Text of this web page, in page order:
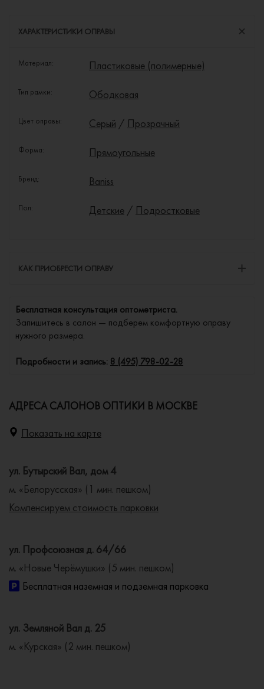
ХАРАКТЕРИСТИКИ ОПРАВЫ
Материал: Пластиковые (полимерные)
Тип рамки: Ободковая
Цвет оправы: Серый / Прозрачный
Форма: Прямоугольные
Бренд: Baniss
Пол: Детские / Подростковые
КАК ПРИОБРЕСТИ ОПРАВУ
Бесплатная консультация оптометриста.
Запишитесь в салон — подберем комфортную оправу
нужного размера.
Подробности и запись: 8 (495) 798-02-28
АДРЕСА САЛОНОВ ОПТИКИ В МОСКВЕ
Показать на карте
ул. Бутырский Вал, дом 4
м. «Белорусская» (1 мин. пешком)
Компенсируем стоимость парковки
ул. Профсоюзная д. 64/66
м. «Новые Черёмушки» (5 мин. пешком)
Бесплатная наземная и подземная парковка
ул. Земляной Вал д. 25
м. «Курская» (2 мин. пешком)